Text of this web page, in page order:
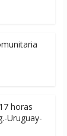
horas
Uruguay-